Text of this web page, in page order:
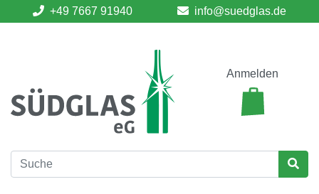
+49 7667 91940 info@suedglas.de
Anmelden